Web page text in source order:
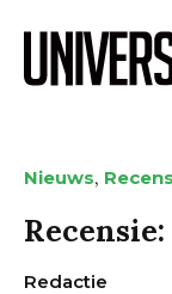
Nieuws,
Redactie